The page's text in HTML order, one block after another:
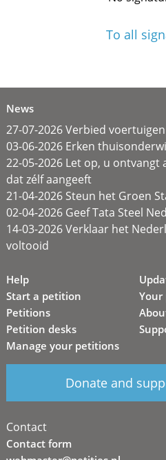
To all
News
27-07-2026 Verbied
03-06-2026 Erken
22-05-2026 Let op, u ontvangt
dat zélf aangeeft
21-04-2026 Steun het Groen
02-04-2026 Geef Tata Steel
14-03-2026 Verklaar het
voltooid
Help
Start a petition
Petitions
Petition desks
Manage your petitions
Your
Donate and
Contact
Contact form